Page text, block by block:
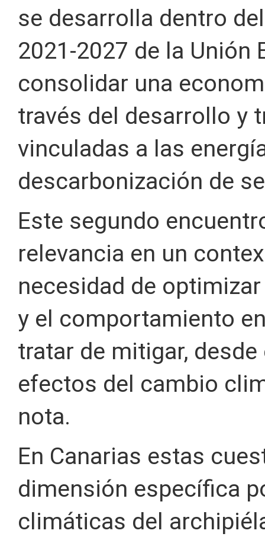
se desarrolla dentro
2021-2027 de la Unión
consolidar una
través del desarrollo y
vinculadas a las
descarbonización de
Este segundo
relevancia en un
necesidad de
y el comportamiento
tratar de mitigar,
efectos del cambio
nota.
En Canarias estas
dimensión específica
climáticas del